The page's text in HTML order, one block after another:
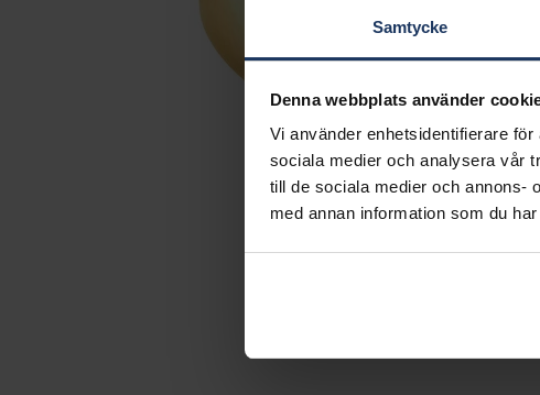
Samtycke
Denna webbplats använder
Vi använder enhetsidentifierare
sociala medier och analysera vår
till de sociala medier och annons-
med annan information som du